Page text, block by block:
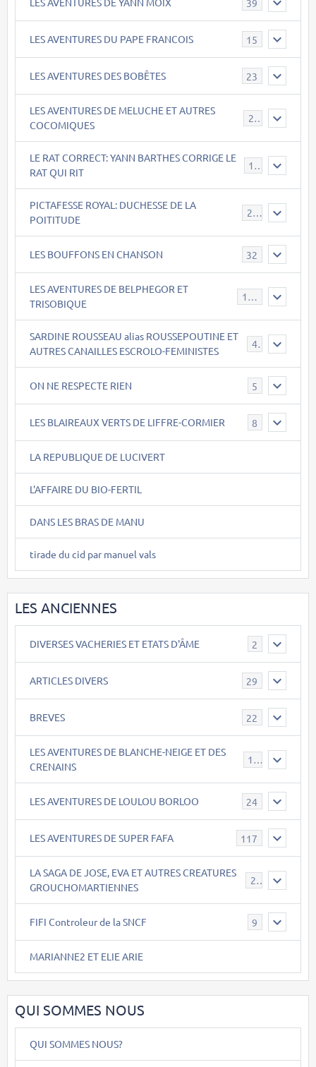
39
LES AVENTURES DU PAPE FRANCOIS 15
LES AVENTURES DES BOBÊTES 23
LES AVENTURES DE MELUCHE ET AUTRES
COCOMIQUES
22
LE RAT CORRECT: YANN BARTHES CORRIGE LE
RAT QUI RIT
15
PICTAFESSE ROYAL: DUCHESSE DE LA
POITITUDE
23
LES BOUFFONS EN CHANSON 32
LES AVENTURES DE BELPHEGOR ET
TRISOBIQUE
147
SARDINE ROUSSEAU alias ROUSSEPOUTINE ET
AUTRES CANAILLES ESCROLO-FEMINISTES
40
ON NE RESPECTE RIEN 5
LES BLAIREAUX VERTS DE LIFFRE-CORMIER 8
LA REPUBLIQUE DE LUCIVERT
L'AFFAIRE DU BIO-FERTIL
DANS LES BRAS DE MANU
tirade du cid par manuel vals
LES ANCIENNES
DIVERSES VACHERIES ET ETATS D'ÂME 2
ARTICLES DIVERS 29
BREVES 22
LES AVENTURES DE BLANCHE-NEIGE ET DES
CRENAINS
17
LES AVENTURES DE LOULOU BORLOO 24
LES AVENTURES DE SUPER FAFA 117
LA SAGA DE JOSE, EVA ET AUTRES CREATURES
GROUCHOMARTIENNES
26
FIFI Controleur de la SNCF 9
MARIANNE2 ET ELIE ARIE
QUI SOMMES NOUS
QUI SOMMES NOUS?